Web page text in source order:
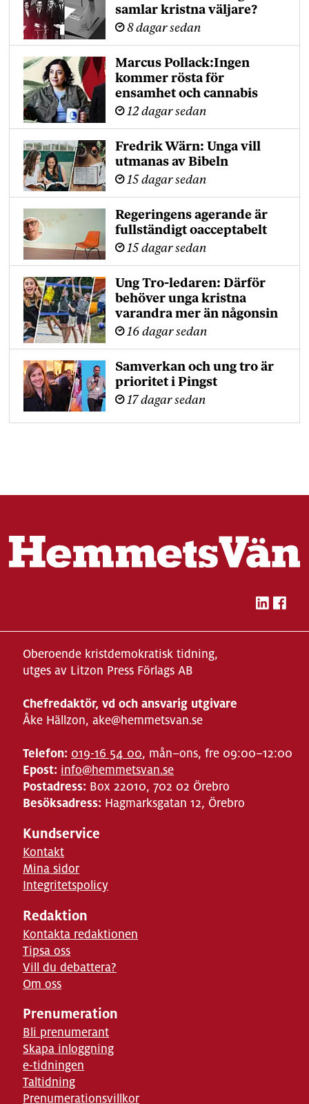
samlar kristna väljare?
8 dagar sedan
Marcus Pollack:Ingen
kommer rösta för
ensamhet och cannabis
12 dagar sedan
Fredrik Wärn: Unga vill
utmanas av Bibeln
15 dagar sedan
Regeringens agerande är
fullständigt oacceptabelt
15 dagar sedan
Ung Tro-ledaren: Därför
behöver unga kristna
varandra mer än någonsin
16 dagar sedan
Samverkan och ung tro är
prioritet i Pingst
17 dagar sedan
Oberoende kristdemokratisk tidning,
utges av Litzon Press Förlags AB
Chefredaktör, vd och ansvarig utgivare
Åke Hällzon, ake@hemmetsvan.se
Telefon: 019-16 54 00, mån–ons, fre 09:00–12:00
Epost: info@hemmetsvan.se
Postadress: Box 22010, 702 02 Örebro
Besöksadress: Hagmarksgatan 12, Örebro
Kundservice
Kontakt
Mina sidor
Integritetspolicy
Redaktion
Kontakta redaktionen
Tipsa oss
Vill du debattera?
Om oss
Prenumeration
Bli prenumerant
Skapa inloggning
e-tidningen
Taltidning
Prenumerationsvillkor